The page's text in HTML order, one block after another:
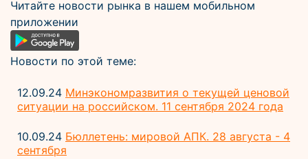
Читайте новости рынка в нашем мобильном
приложении
Новости по этой теме:
12.09.24 Минэкономразвития о текущей ценовой
ситуации на российском. 11 сентября 2024 года
10.09.24 Бюллетень: мировой АПК. 28 августа - 4
сентября